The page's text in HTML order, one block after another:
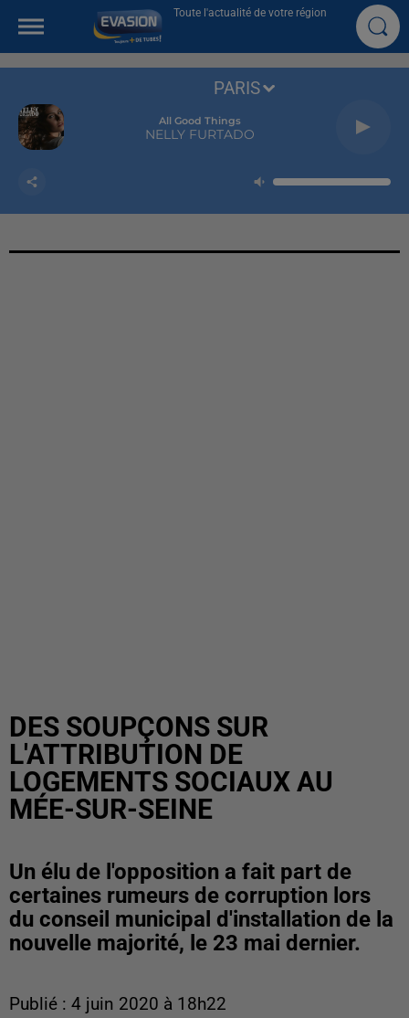
Toute l'actualité de votre région
All Good Things
NELLY FURTADO
PARIS
DES SOUPÇONS SUR
L'ATTRIBUTION DE
LOGEMENTS SOCIAUX AU
MÉE-SUR-SEINE
Un élu de l'opposition a fait part de
certaines rumeurs de corruption lors
du conseil municipal d'installation de la
nouvelle majorité, le 23 mai dernier.
Publié : 4 juin 2020 à 18h22